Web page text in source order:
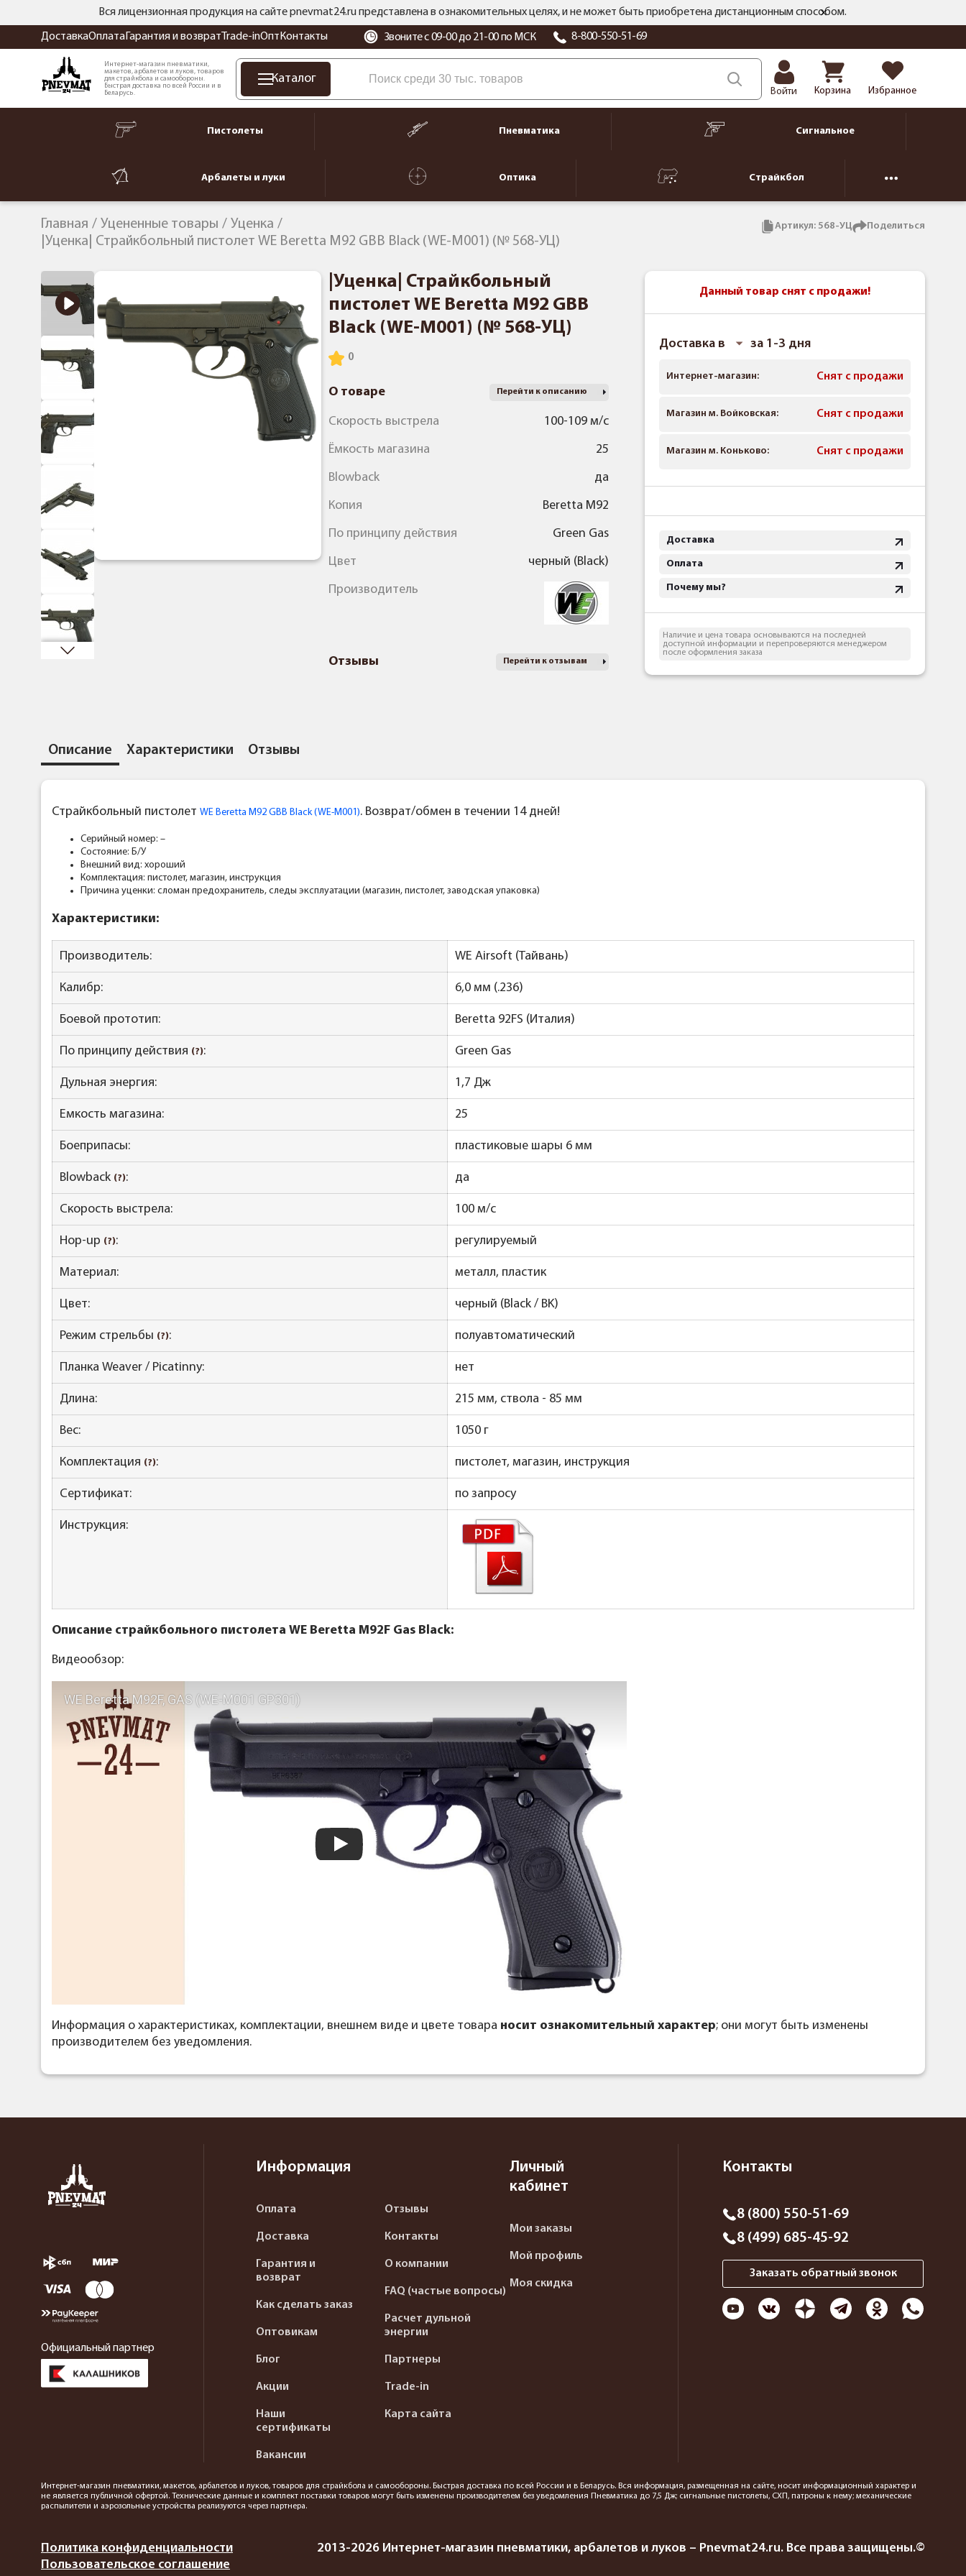
Вся лицензионная продукция на сайте pnevmat24.ru представлена в ознакомительных целях, и не может быть приобретена дистанционным способом.
ДоставкаОплата Гарантия и возврат Trade-inОпт Контакты Звоните с 09-00 до 21-00 по МСК 8-800-550-51-69
Интернет-магазин пневматики,
макетов, арбалетов и луков, товаров
для страйкбола и самообороны.
Быстрая доставка по всей России и в
Беларусь.
Каталог
Войти Корзина Избранное
Пистолеты Пневматика Сигнальное
Арбалеты и луки Оптика Страйкбол
Главная Уцененные товары
Уценка
|Уценка| Страйкбольный пистолет WE Beretta M92 GBB Black (WE-M001) (№ 568-УЦ)
Артикул: 568-УЦ Поделиться
|Уценка| Страйкбольный
пистолет WE Beretta M92 GBB
Black (WE-M001) (№ 568-УЦ)
О товаре Перейти к описанию
Скорость выстрела 100-109 м/с
Ёмкость магазина 25
Blowback да
Копия Beretta M92
По принципу действия Green Gas
Цвет черный (Black)
Производитель
Отзывы Перейти к отзывам
Данный товар снят с продажи!
Доставка в за 1-3 дня
Интернет-магазин: Снят с продажи
Магазин м. Войковская: Снят с продажи
Магазин м. Коньково: Снят с продажи
Доставка
Оплата
Почему мы?
Наличие и цена товара основываются на последней
доступной информации и перепроверяются менеджером
после оформления заказа
Описание Характеристики Отзывы
Страйкбольный пистолет WE Beretta M92 GBB Black (WE-M001). Возврат/обмен в течении 14 дней!
Серийный номер: –
Состояние: Б/У
Внешний вид: хороший
Комплектация: пистолет, магазин, инструкция
Причина уценки: сломан предохранитель, следы эксплуатации (магазин, пистолет, заводская упаковка)
Характеристики:
Производитель: WE Airsoft (Тайвань)
Калибр: 6,0 мм (.236)
Боевой прототип: Beretta 92FS (Италия)
По принципу действия (?): Green Gas
Дульная энергия: 1,7 Дж
Емкость магазина: 25
Боеприпасы: пластиковые шары 6 мм
Blowback (?): да
Скорость выстрела: 100 м/с
Hop-up (?): регулируемый
Материал: металл, пластик
Цвет: черный (Black / BK)
Режим стрельбы (?): полуавтоматический
Планка Weaver / Picatinny: нет
Длина: 215 мм, ствола - 85 мм
Вес: 1050 г
Комплектация (?): пистолет, магазин, инструкция
Сертификат: по запросу
Инструкция:
Описание страйкбольного пистолета WE Beretta M92F Gas Black:
Видеообзор:
WE Beretta M92F, GAS (WE-M001 GP301)
Информация о характеристиках, комплектации, внешнем виде и цвете товара носит ознакомительный характер; они могут быть изменены
производителем без уведомления.
Официальный партнер
Информация
Оплата
Доставка
Гарантия и
возврат
Как сделать заказ
Оптовикам
Блог
Акции
Наши
сертификаты
Вакансии
Отзывы
Контакты
О компании
FAQ (частые вопросы)
Расчет дульной
энергии
Партнеры
Trade-in
Карта сайта
Личный
кабинет
Мои заказы
Мой профиль
Моя скидка
Контакты
8 (800) 550-51-69
8 (499) 685-45-92
Заказать обратный звонок
Интернет-магазин пневматики, макетов, арбалетов и луков, товаров для страйкбола и самообороны. Быстрая доставка по всей России и в Беларусь. Вся информация, размещенная на сайте, носит информационный характер и
не является публичной офертой. Технические данные и комплект поставки товаров могут быть изменены производителем без уведомления Пневматика до 7,5 Дж; сигнальные пистолеты, СХП, патроны к нему; механические
распылители и аэрозольные устройства реализуются через партнера.
Политика конфиденциальности
Пользовательское соглашение
2013-2026 Интернет-магазин пневматики, арбалетов и луков – Pnevmat24.ru. Все права защищены.©